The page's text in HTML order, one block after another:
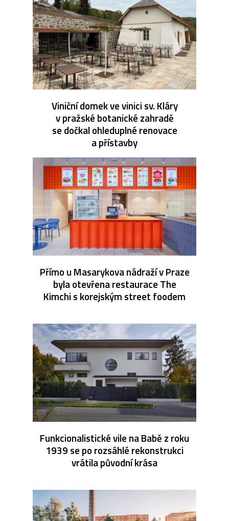
Viniční domek ve vinici sv. Kláry
v pražské botanické zahradě
se dočkal ohleduplné renovace
a přístavby
Přímo u Masarykova nádraží v Praze
byla otevřena restaurace The
Kimchi s korejským street foodem
Funkcionalistické vile na Babě z roku
1939 se po rozsáhlé rekonstrukci
vrátila původní krása